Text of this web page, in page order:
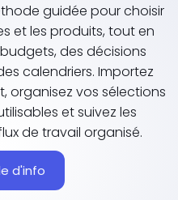
guidée pour choisir
et les produits, tout en
des décisions
calendriers. Importez
organisez vos sélections
et suivez les
de travail organisé.
d'info